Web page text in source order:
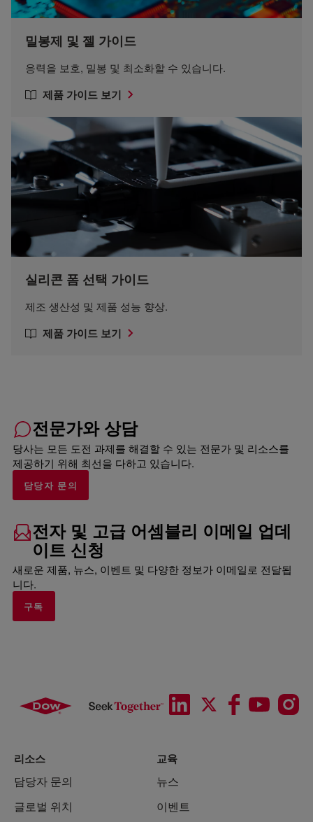
밀봉제 및 젤 가이드
응력을 보호, 밀봉 및 최소화할 수 있습니다.
제품 가이드 보기
실리콘 폼 선택 가이드
제조 생산성 및 제품 성능 향상.
제품 가이드 보기
전문가와 상담
당사는 모든 도전 과제를 해결할 수 있는 전문가 및 리소스를
제공하기 위해 최선을 다하고 있습니다.
담당자 문의
전자 및 고급 어셈블리 이메일 업데
이트 신청
새로운 제품, 뉴스, 이벤트 및 다양한 정보가 이메일로 전달됩
니다.
구독
리소스
담당자 문의
글로벌 위치
교육
뉴스
이벤트